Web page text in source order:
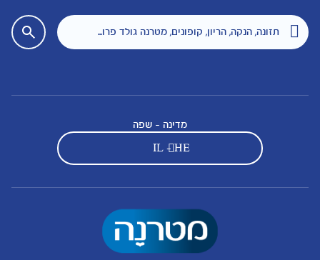
מדינה - שפה
IL - HE